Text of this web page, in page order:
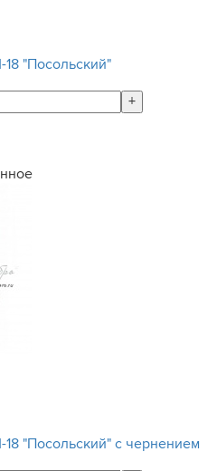
"Посольский"
+
"Посольский" с чернением